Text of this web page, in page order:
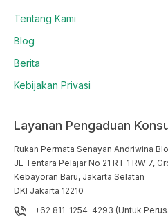
Tentang Kami
Blog
Berita
Kebijakan Privasi
Layanan Pengaduan
Rukan Permata Senayan Andriwina
JL Tentara Pelajar No 21 RT 1 RW 7,
Kebayoran Baru, Jakarta Selatan
DKI Jakarta 12210
+62 811-1254-4293 (Untuk